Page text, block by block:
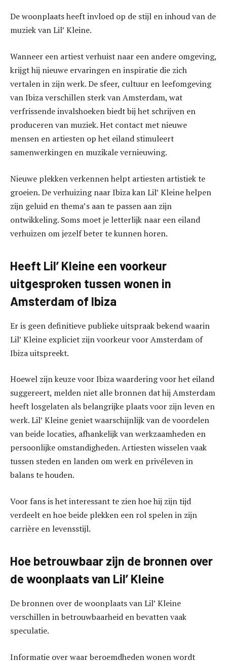
De woonplaats heeft invloed op de stijl en inhoud van de
muziek van Lil’ Kleine.
Wanneer een artiest verhuist naar een andere omgeving,
krijgt hij nieuwe ervaringen en inspiratie die zich
vertalen in zijn werk. De sfeer, cultuur en leefomgeving
van Ibiza verschillen sterk van Amsterdam, wat
verfrissende invalshoeken biedt bij het schrijven en
produceren van muziek. Het contact met nieuwe
mensen en artiesten op het eiland stimuleert
samenwerkingen en muzikale vernieuwing.
Nieuwe plekken verkennen helpt artiesten artistiek te
groeien. De verhuizing naar Ibiza kan Lil’ Kleine helpen
zijn geluid en thema’s aan te passen aan zijn
ontwikkeling. Soms moet je letterlijk naar een eiland
verhuizen om jezelf beter te kunnen horen.
Heeft Lil’ Kleine een voorkeur
uitgesproken tussen wonen in
Amsterdam of Ibiza
Er is geen definitieve publieke uitspraak bekend waarin
Lil’ Kleine expliciet zijn voorkeur voor Amsterdam of
Ibiza uitspreekt.
Hoewel zijn keuze voor Ibiza waardering voor het eiland
suggereert, melden niet alle bronnen dat hij Amsterdam
heeft losgelaten als belangrijke plaats voor zijn leven en
werk. Lil’ Kleine geniet waarschijnlijk van de voordelen
van beide locaties, afhankelijk van werkzaamheden en
persoonlijke omstandigheden. Artiesten wisselen vaak
tussen steden en landen om werk en privéleven in
balans te houden.
Voor fans is het interessant te zien hoe hij zijn tijd
verdeelt en hoe beide plekken een rol spelen in zijn
carrière en levensstijl.
Hoe betrouwbaar zijn de bronnen over
de woonplaats van Lil’ Kleine
De bronnen over de woonplaats van Lil’ Kleine
verschillen in betrouwbaarheid en bevatten vaak
speculatie.
Informatie over waar beroemdheden wonen wordt